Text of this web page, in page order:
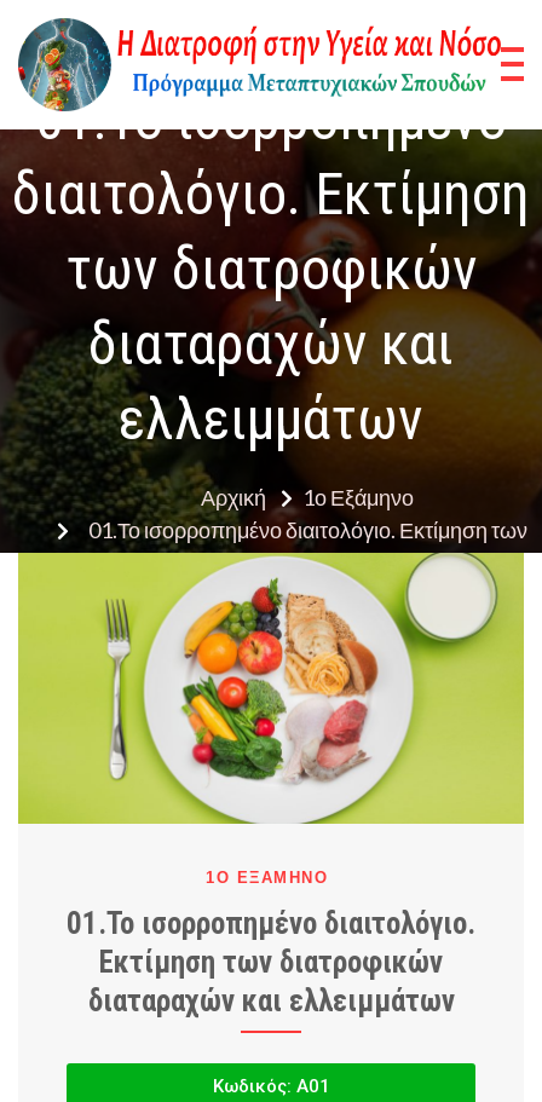
Η
01.Το ισορροπημένο
διαιτολόγιο. Εκτίμηση
των διατροφικών
διαταραχών και
ελλειμμάτων
Αρχική
1ο Εξάμηνο
01.Το ισορροπημένο διαιτολόγιο. Εκτίμηση των
διατροφικών διαταραχών και ελλειμμάτων
1Ο ΕΞΆΜΗΝΟ
01.Το ισορροπημένο διαιτολόγιο.
Εκτίμηση των διατροφικών
διαταραχών και ελλειμμάτων
Κωδικός: Α01